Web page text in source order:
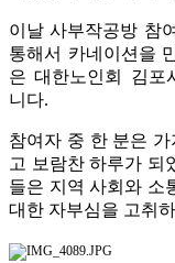
이날 사부작공방 참
통해서 카네이션을
은 대한노인회 김포
니다.
참여자 중 한 분은
고 보람찬 하루가 되
들은 지역 사회와 소
대한 자부심을 고취